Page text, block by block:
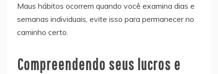
Maus hábitos ocorrem quando você examina dias e
semanas individuais, evite isso para permanecer no
caminho certo.
Compreendendo seus lucros e